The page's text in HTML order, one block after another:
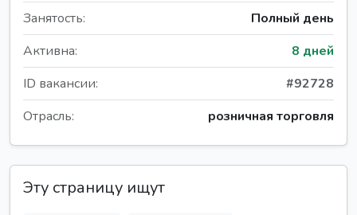
Занятость:
Полный день
Активна:
8 дней
ID вакансии:
#92728
Отрасль:
розничная торговля
Эту страницу ищут